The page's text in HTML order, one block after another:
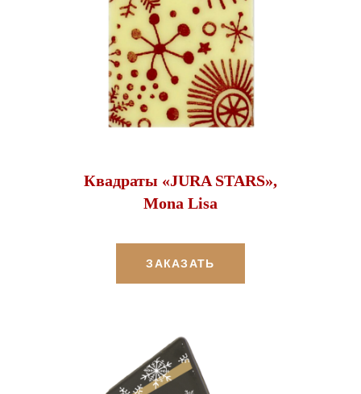
Квадраты «JURA STARS»,
Mona Lisa
ЗАКАЗАТЬ